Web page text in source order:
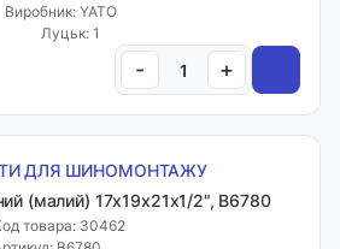
Виробник: YATO
Луцьк: 1
- +
ДЛЯ ШИНОМОНТАЖУ
(малий) 17x19x21x1/2", B6780
товара: 30462